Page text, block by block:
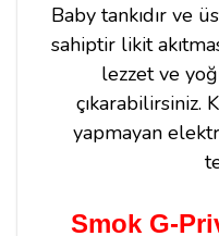
Baby tankıdır ve
sahiptir likit
lezzet ve
çıkarabilirsiniz.
yapmayan
Smok G-